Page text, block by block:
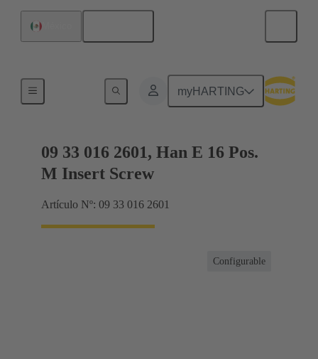
myHARTING
Corrientes hasta 16 A
09 33 016 2601, Han E 16 Pos.
M Insert Screw
Artículo Nº: 09 33 016 2601
Configurable